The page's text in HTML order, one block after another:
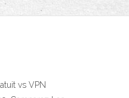
vs VPN